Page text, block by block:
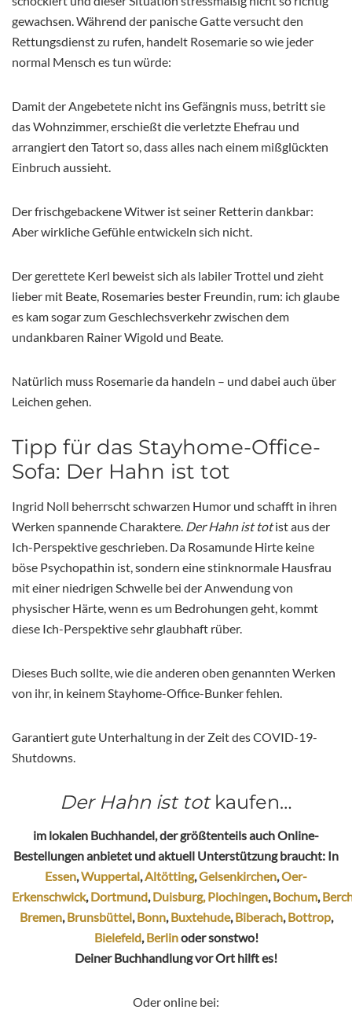
gewachsen. Während der panische Gatte versucht den
Rettungsdienst zu rufen, handelt Rosemarie so wie jeder
normal Mensch es tun würde:
Damit der Angebetete nicht ins Gefängnis muss, betritt sie
das Wohnzimmer, erschießt die verletzte Ehefrau und
arrangiert den Tatort so, dass alles nach einem mißglückten
Einbruch aussieht.
Der frischgebackene Witwer ist seiner Retterin dankbar:
Aber wirkliche Gefühle entwickeln sich nicht.
Der gerettete Kerl beweist sich als labiler Trottel und zieht
lieber mit Beate, Rosemaries bester Freundin, rum: ich glaube
es kam sogar zum Geschlechsverkehr zwischen dem
undankbaren Rainer Wigold und Beate.
Natürlich muss Rosemarie da handeln – und dabei auch über
Leichen gehen.
Tipp für das Stayhome-Office-
Sofa: Der Hahn ist tot
Ingrid Noll beherrscht schwarzen Humor und schafft in ihren
Werken spannende Charaktere. Der Hahn ist totist aus der
Ich-Perspektive geschrieben. Da Rosamunde Hirte keine
böse Psychopathin ist, sondern eine stinknormale Hausfrau
mit einer niedrigen Schwelle bei der Anwendung von
physischer Härte, wenn es um Bedrohungen geht, kommt
diese Ich-Perspektive sehr glaubhaft rüber.
Dieses Buch sollte, wie die anderen oben genannten Werken
von ihr, in keinem Stayhome-Office-Bunker fehlen.
Garantiert gute Unterhaltung in der Zeit des COVID-19-
Shutdowns.
Der Hahn ist totkaufen…
im lokalen Buchhandel, der größtenteils auch Online-
Bestellungen anbietet und aktuell Unterstützung braucht: In
Essen,Wuppertal,Altötting,Gelsenkirchen,Oer-
Erkenschwick,Dortmund,Duisburg, Plochingen,Bochum,
Bremen,Brunsbüttel,Bonn,Buxtehude,Biberach,Bottrop,
Bielefeld,Berlinoder sonstwo!
Deiner Buchhandlung vor Ort hilft es!
Oder online bei: